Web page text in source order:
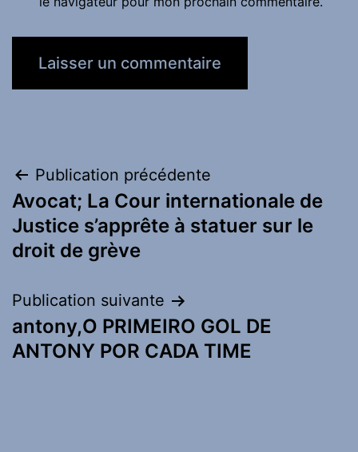
Navigation
de
l’article
Publication précédente
Avocat; La Cour internationale de
Justice s’apprête à statuer sur le
droit de grève
Publication suivante
antony,O PRIMEIRO GOL DE
ANTONY POR CADA TIME